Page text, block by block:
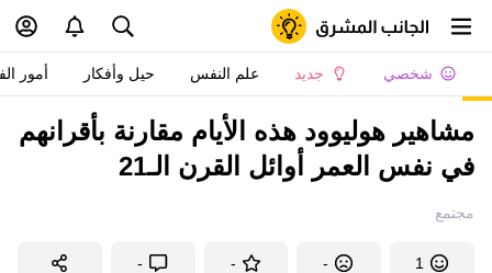
شخصي جديد علم النفس حيل وأفكار أمور
مشاهير هوليوود هذه الأيام مقارنة بأقرانهم
في نفس العمر أوائل القرن الـ21
مجتمع
1
-
-
-